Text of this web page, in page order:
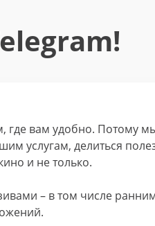
где вам удобно. Потому
услугам, делиться
и не только.
– в том числе